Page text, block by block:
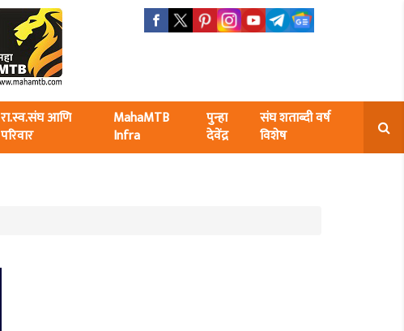
रा.स्व.संघ आणि
परिवार
MahaMTB
Infra
पुन्हा
देवेंद्र
संघ शताब्दी वर्ष
विशेष